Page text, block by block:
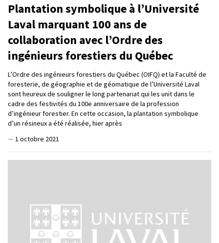
Plantation symbolique à l’Université
Laval marquant 100 ans de
collaboration avec l’Ordre des
ingénieurs forestiers du Québec
L’Ordre des ingénieurs forestiers du Québec (OIFQ) et la Faculté de
foresterie, de géographie et de géomatique de l’Université Laval
sont heureux de souligner le long partenariat qui les unit dans le
cadre des festivités du 100e anniversaire de la profession
d’ingénieur forestier. En cette occasion, la plantation symbolique
d’un résineux a été réalisée, hier après
— 1 octobre 2021